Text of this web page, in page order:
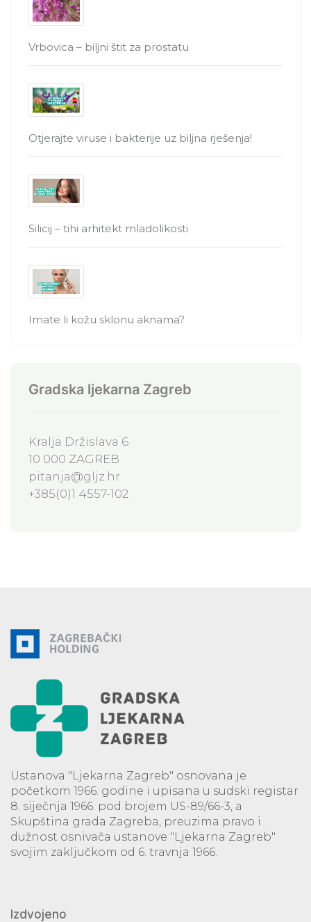
Vrbovica – biljni štit za prostatu
Otjerajte viruse i bakterije uz biljna rješenja!
Silicij – tihi arhitekt mladolikosti
Imate li kožu sklonu aknama?
Gradska ljekarna Zagreb
Kralja Držislava 6
10 000 ZAGREB
pitanja@gljz.hr
+385(0)1 4557-102
Ustanova "Ljekarna Zagreb" osnovana je
početkom 1966. godine i upisana u sudski registar
8. siječnja 1966. pod brojem US-89/66-3, a
Skupština grada Zagreba, preuzima pravo i
dužnost osnivača ustanove "Ljekarna Zagreb"
svojim zaključkom od 6. travnja 1966.
Izdvojeno